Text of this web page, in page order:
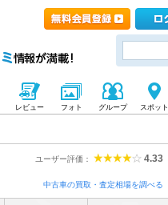
レビュー フォト グループ スポット
ユーザー評価： 4.33
中古車の買取・査定相場を調べる